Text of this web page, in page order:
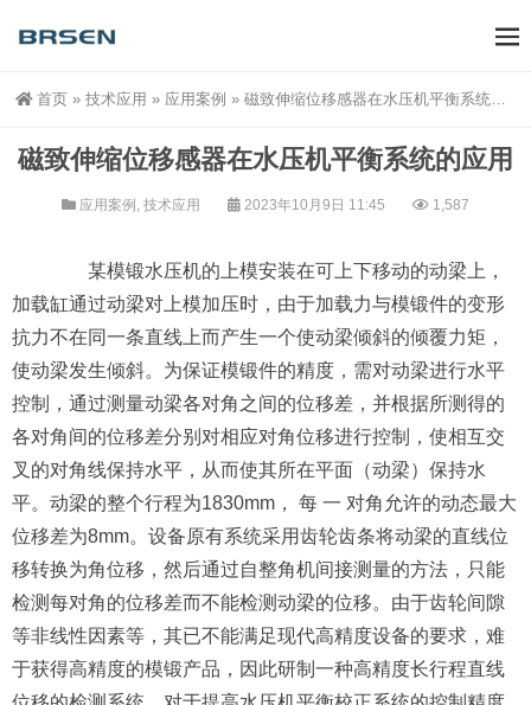
首页 » 技术应用 » 应用案例 » 磁致伸缩位移感器在水压机平衡系统的应用
磁致伸缩位移感器在水压机平衡系统的应用
应用案例 , 技术应用 2023年10月9日 11:45 1,587
某模锻水压机的上模安装在可上下移动的动梁上，
加载缸通过动梁对上模加压时，由于加载力与模锻件的变形
抗力不在同一条直线上而产生一个使动梁倾斜的倾覆力矩，
使动梁发生倾斜。为保证模锻件的精度，需对动梁进行水平
控制，通过测量动梁各对角之间的位移差，并根据所测得的
各对角间的位移差分别对相应对角位移进行控制，使相互交
叉的对角线保持水平，从而使其所在平面（动梁）保持水
平。动梁的整个行程为1830mm， 每 一 对角允许的动态最大
位移差为8mm。设备原有系统采用齿轮齿条将动梁的直线位
移转换为角位移，然后通过自整角机间接测量的方法，只能
检测每对角的位移差而不能检测动梁的位移。由于齿轮间隙
等非线性因素等，其已不能满足现代高精度设备的要求，难
于获得高精度的模锻产品，因此研制一种高精度长行程直线